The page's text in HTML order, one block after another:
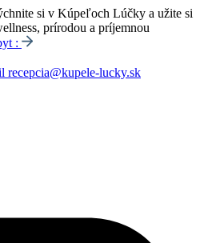
si v Kúpeľoch Lúčky a užite si
prírodou a príjemnou
:
recepcia@kupele-lucky.sk